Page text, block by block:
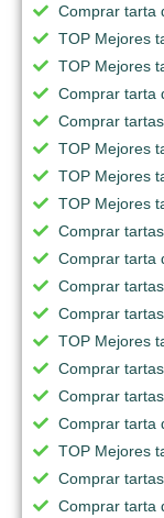
Comprar tarta
TOP Mejores
TOP Mejores
Comprar tarta
Comprar
TOP Mejores
TOP Mejores
TOP Mejores
Comprar
Comprar tarta
Comprar
Comprar
TOP Mejores
Comprar
Comprar
Comprar tarta
TOP Mejores
Comprar
Comprar tarta